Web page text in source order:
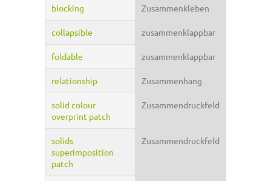
blocking Zusammenkleben
collapsible zusammenklappbar
foldable zusammenklappbar
relationship Zusammenhang
solid colour
overprint patch
Zusammendruckfeld
solids
superimposition
patch
Zusammendruckfeld